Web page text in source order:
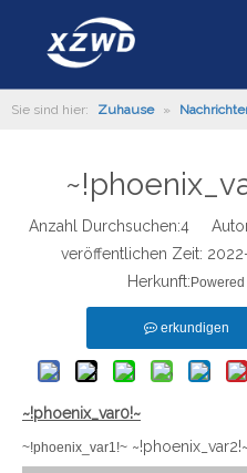
Sie sind hier: Zuhause »
Anzahl Durchsuchen:4
veröffentlichen Zeit:
Herkunft: Powered
erkundigen
~!phoenix_var0!~
~!phoenix_var1!~ ~!phoenix_var2!~